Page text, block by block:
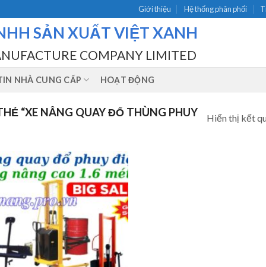
Giới thiệu Hệ thống phân phối
SẢN XUẤT VIỆT XANH
COMPANY LIMITED
NHÀ CUNG CẤP HOẠT ĐỘNG
“XE NÂNG QUAY ĐỔ THÙNG PHUY Hiển thị kết